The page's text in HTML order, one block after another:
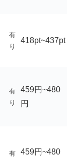
有
り
418pt~437pt
有
り
459円~480
円
有
459円~480